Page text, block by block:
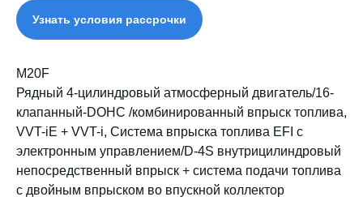
Узнать условия рассрочки
M20F
Рядный 4-цилиндровый атмосферный двигатель/16-
клапанный-DOHC /комбинированный впрыск топлива,
VVT-iE + VVT-i, Система впрыска топлива EFI с
электронным управлением/D-4S внутрицилиндровый
непосредственный впрыск + система подачи топлива
с двойным впрыском во впускной коллектор